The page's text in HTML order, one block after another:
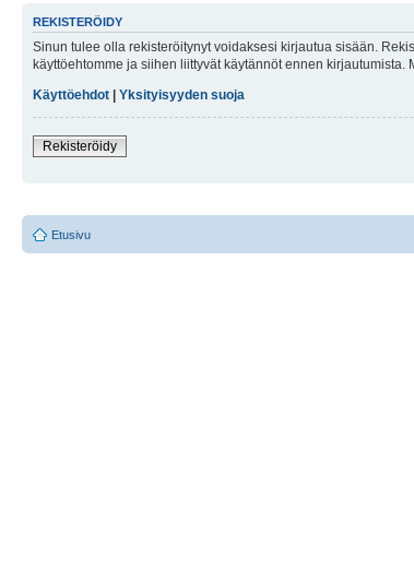
REKISTERÖIDY
Sinun tulee olla rekisteröitynyt voidaksesi kirjautua sisään.
käyttöehtomme ja siihen liittyvät käytännöt ennen
Käyttöehdot
Yksityisyyden suoja
Rekisteröidy
Etusivu